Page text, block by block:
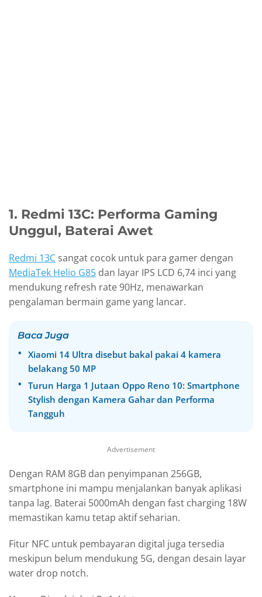
1. Redmi 13C: Performa Gaming
Unggul, Baterai Awet
Redmi 13C sangat cocok untuk para gamer dengan
MediaTek Helio G85 dan layar IPS LCD 6,74 inci yang
mendukung refresh rate 90Hz, menawarkan
pengalaman bermain game yang lancar.
Baca Juga
Xiaomi 14 Ultra disebut bakal pakai 4 kamera
belakang 50 MP
Turun Harga 1 Jutaan Oppo Reno 10: Smartphone
Stylish dengan Kamera Gahar dan Performa
Tangguh
Advertisement
Dengan RAM 8GB dan penyimpanan 256GB,
smartphone ini mampu menjalankan banyak aplikasi
tanpa lag. Baterai 5000mAh dengan fast charging 18W
memastikan kamu tetap aktif seharian.
Fitur NFC untuk pembayaran digital juga tersedia
meskipun belum mendukung 5G, dengan desain layar
water drop notch.